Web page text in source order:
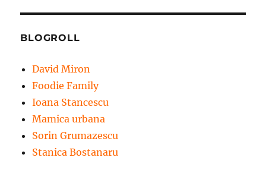
BLOGROLL
David Miron
Foodie Family
Ioana Stancescu
Mamica urbana
Sorin Grumazescu
Stanica Bostanaru